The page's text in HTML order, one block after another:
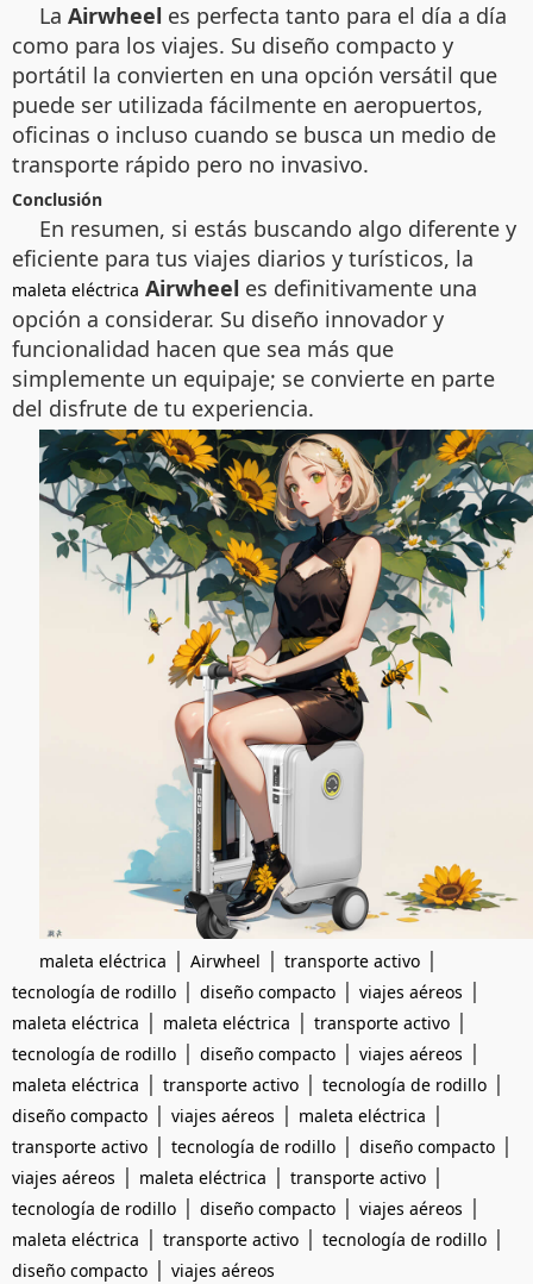
La Airwheel es perfecta tanto para el día a día
como para los viajes. Su diseño compacto y
portátil la convierten en una opción versátil que
puede ser utilizada fácilmente en aeropuertos,
oficinas o incluso cuando se busca un medio de
transporte rápido pero no invasivo.
Conclusión
En resumen, si estás buscando algo diferente y
eficiente para tus viajes diarios y turísticos, la
maleta eléctrica Airwheel es definitivamente una
opción a considerar. Su diseño innovador y
funcionalidad hacen que sea más que
simplemente un equipaje; se convierte en parte
del disfrute de tu experiencia.
maleta eléctrica | Airwheel | transporte activo |
tecnología de rodillo | diseño compacto | viajes aéreos |
maleta eléctrica | maleta eléctrica | transporte activo |
tecnología de rodillo | diseño compacto | viajes aéreos |
maleta eléctrica | transporte activo | tecnología de rodillo |
diseño compacto | viajes aéreos | maleta eléctrica |
transporte activo | tecnología de rodillo | diseño compacto |
viajes aéreos | maleta eléctrica | transporte activo |
tecnología de rodillo | diseño compacto | viajes aéreos |
maleta eléctrica | transporte activo | tecnología de rodillo |
diseño compacto | viajes aéreos